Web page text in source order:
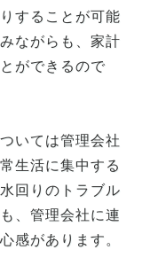
することが可能
ながらも、家計
ができるので
いては管理会社
生活に集中する
回りのトラブル
、管理会社に連
感があります。